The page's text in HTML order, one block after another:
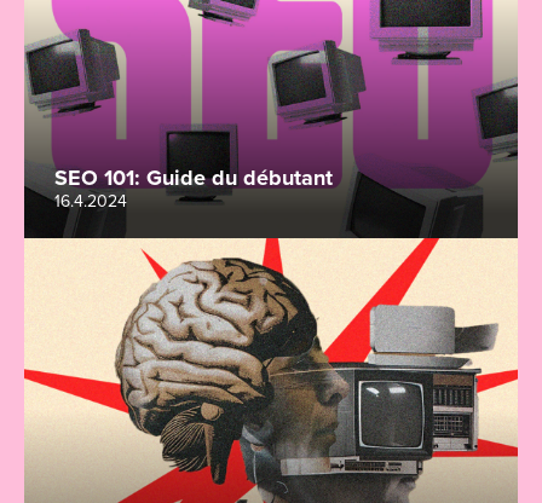
SEO 101: Guide du débutant
16.4.2024